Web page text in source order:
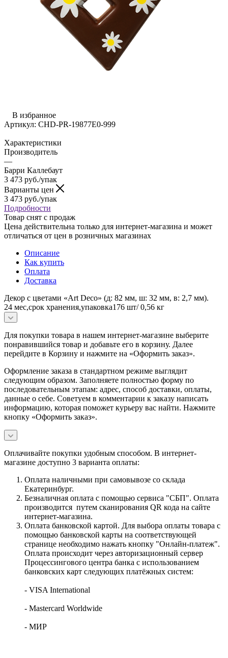
В избранное
Артикул: CHD-PR-19877E0-999
Характеристики
Производитель
—
Барри Каллебаут
3 473 руб./упак
Варианты цен
3 473 руб./упак
Подробности
Товар снят с продаж
Цена действительна только для интернет-магазина и может
отличаться от цен в розничных магазинах
Описание
Как купить
Оплата
Доставка
Декор с цветами «Art Deco» (д: 82 мм, ш: 32 мм, в: 2,7 мм).
24 мес,срок хранения,упаковка176 шт/ 0,56 кг
Для покупки товара в нашем интернет-магазине выберите
понравившийся товар и добавьте его в корзину. Далее
перейдите в Корзину и нажмите на «Оформить заказ».
Оформление заказа в стандартном режиме выглядит
следующим образом. Заполняете полностью форму по
последовательным этапам: адрес, способ доставки, оплаты,
данные о себе. Советуем в комментарии к заказу написать
информацию, которая поможет курьеру вас найти. Нажмите
кнопку «Оформить заказ».
Оплачивайте покупки удобным способом. В интернет-
магазине доступно 3 варианта оплаты:
Оплата наличными при самовывозе со склада
Екатеринбург.
Безналичная оплата с помощью сервиса "СБП". Оплата
производится путем сканирования QR кода на сайте
интернет-магазина.
Оплата банковской картой. Для выбора оплаты товара с
помощью банковской карты на соответствующей
странице необходимо нажать кнопку "Онлайн-платеж".
Оплата происходит через авторизационный сервер
Процессингового центра банка с использованием
банковских карт следующих платёжных систем:
- VISA International
- Mastercard Worldwide
- МИР